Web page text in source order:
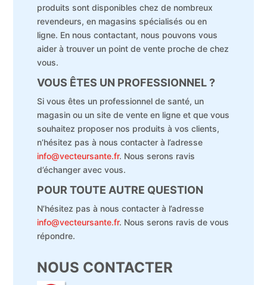
produits sont disponibles chez de nombreux
revendeurs, en magasins spécialisés ou en
ligne. En nous contactant, nous pouvons vous
aider à trouver un point de vente proche de chez
vous.
VOUS ÊTES UN PROFESSIONNEL ?
Si vous êtes un professionnel de santé, un
magasin ou un site de vente en ligne et que vous
souhaitez proposer nos produits à vos clients,
n’hésitez pas à nous contacter à l’adresse
info@vecteursante.fr. Nous serons ravis
d’échanger avec vous.
POUR TOUTE AUTRE QUESTION
N’hésitez pas à nous contacter à l’adresse
info@vecteursante.fr. Nous serons ravis de vous
répondre.
NOUS CONTACTER